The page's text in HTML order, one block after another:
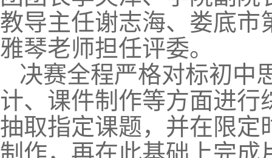
教导主任谢志海、娄底市
雅琴老师担任评委。
决赛全程严格对标初中
计、课件制作等方面进行
抽取指定课题，并在限定